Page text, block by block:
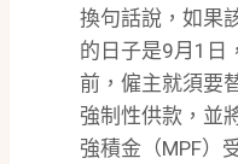
換句話說，如果
的日子是9月1日
前，僱主就須要
強制性供款，並
強積金（MPF）